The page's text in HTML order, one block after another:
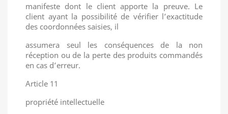
manifeste dont le client apporte la preuve. Le
client ayant la possibilité de vérifier l’exactitude
des coordonnées saisies, il
assumera seul les conséquences de la non
réception ou de la perte des produits commandés
en cas d’erreur.
Article 11
propriété intellectuelle